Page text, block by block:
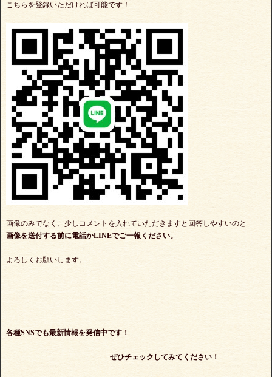
こちらを登録いただければ可能です！
画像のみでなく、少しコメントを入れていただきますと回答しやすいのと
画像を送付する前に電話かLINEでご一報ください。
よろしくお願いします。
各種SNSでも最新情報を発信中です！
ぜひチェックしてみてください！